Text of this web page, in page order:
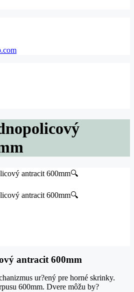
🔍
🔍
antracit 600mm
ur?ený pre horné skrinky.
600mm. Dvere môžu by?